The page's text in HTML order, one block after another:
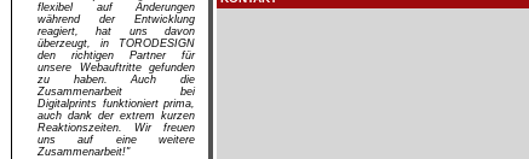
flexibel auf Änderungen
während der Entwicklung
reagiert, hat uns davon
überzeugt, in TORODESIGN
den richtigen Partner für
unsere Webauftritte gefunden
zu haben. Auch die
Zusammenarbeit bei
Digitalprints funktioniert prima,
auch dank der extrem kurzen
Reaktionszeiten. Wir freuen
uns auf eine weitere
Zusammenarbeit!"